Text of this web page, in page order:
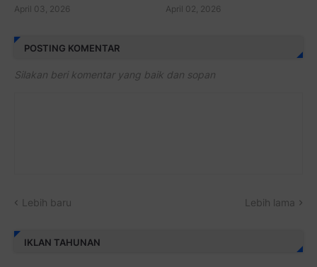
April 03, 2026 April 02, 2026
POSTING KOMENTAR
Silakan beri komentar yang baik dan sopan
Lebih baru Lebih lama
IKLAN TAHUNAN